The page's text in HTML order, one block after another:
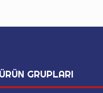
ÜRÜN GRUPLARI